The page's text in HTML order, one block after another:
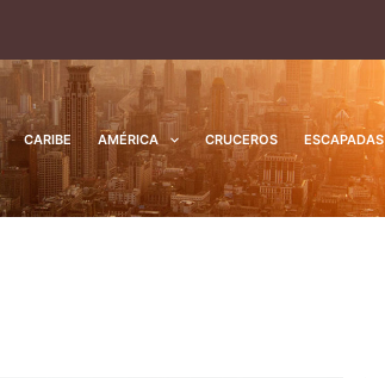
CARIBE AMÉRICA CRUCEROS ESCAPADAS